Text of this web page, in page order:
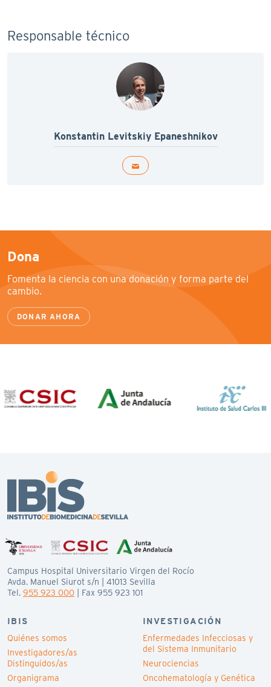
Responsable técnico
Konstantin Levitskiy Epaneshnikov
Dona
Fomenta la ciencia con una donación y forma parte del
cambio.
DONAR AHORA
Campus Hospital Universitario Virgen del Rocío
Avda. Manuel Siurot s/n | 41013 Sevilla
Tel. 955 923 000 | Fax 955 923 101
IBIS
Quiénes somos
Investigadores/as
Distinguidos/as
Organigrama
INVESTIGACIÓN
Enfermedades Infecciosas y
del Sistema Inmunitario
Neurociencias
Oncohematología y Genética